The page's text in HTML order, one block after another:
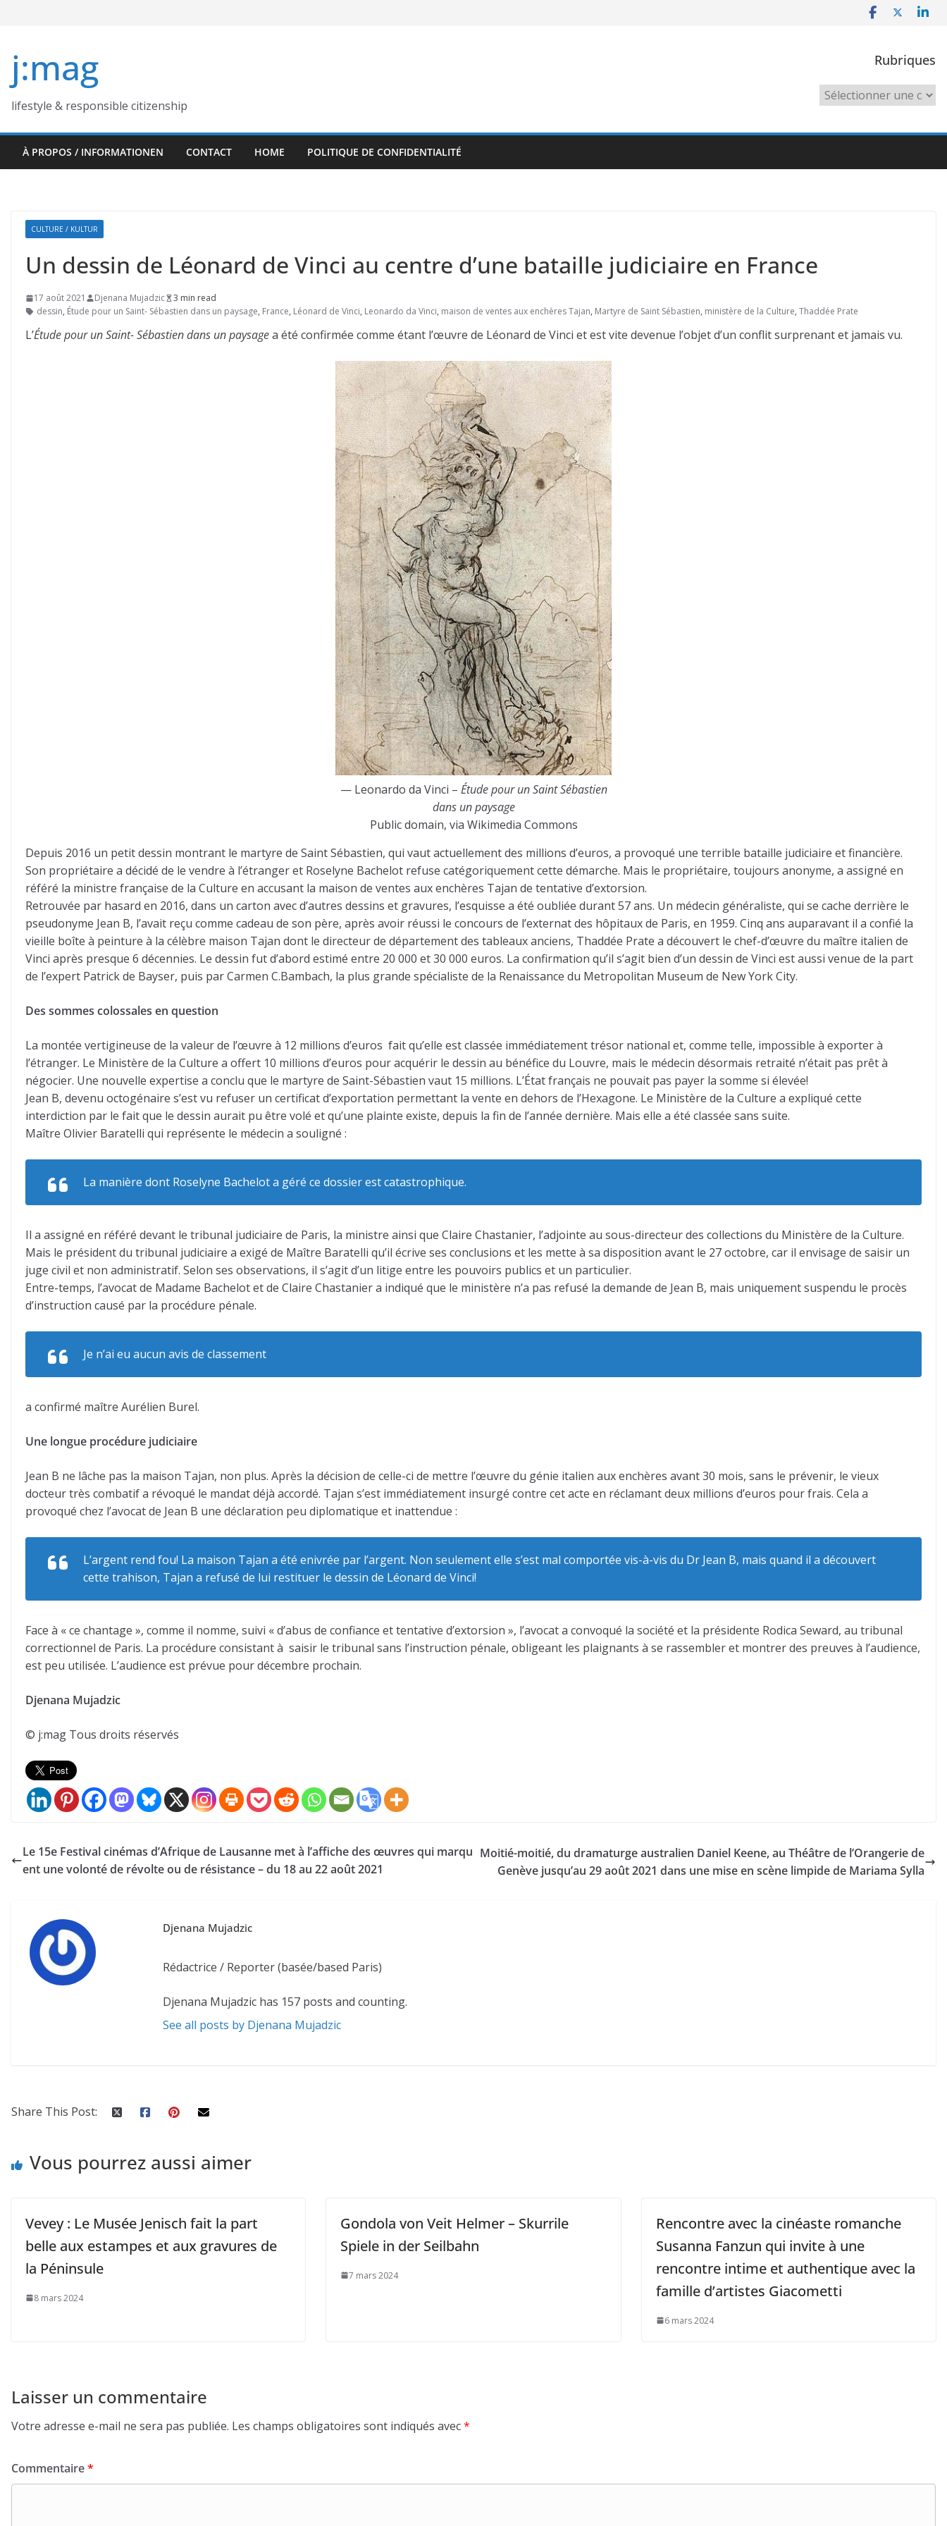
j:mag
lifestyle & responsible citizenship
Rubriques
Rubriques
À PROPOS / INFORMATIONEN CONTACT HOME POLITIQUE DE CONFIDENTIALITÉ
CULTURE / KULTUR
Un dessin de Léonard de Vinci au centre d’une bataille judiciaire en France
17 août 2021 Djenana Mujadzic
3 min read
dessin, Étude pour un Saint- Sébastien dans un paysage, France, Léonard de Vinci, Leonardo da Vinci, maison de ventes aux enchères Tajan, Martyre de Saint Sébastien, ministère de la Culture, Thaddée Prate
L’Étude pour un Saint- Sébastien dans un paysagea été confirmée comme étant l’œuvre de Léonard de Vinci et est vite devenue l’objet d’un conflit surprenant et jamais vu.
— Leonardo da Vinci – Étude pour un Saint Sébastien
dans un paysage
Public domain, via Wikimedia Commons
Depuis 2016 un petit dessin montrant le martyre de Saint Sébastien, qui vaut actuellement des millions d’euros, a provoqué une terrible bataille judiciaire et financière.
Son propriétaire a décidé de le vendre à l’étranger et Roselyne Bachelot refuse catégoriquement cette démarche. Mais le propriétaire, toujours anonyme, a assigné en
référé la ministre française de la Culture en accusant la maison de ventes aux enchères Tajan de tentative d’extorsion.
Retrouvée par hasard en 2016, dans un carton avec d’autres dessins et gravures, l’esquisse a été oubliée durant 57 ans. Un médecin généraliste, qui se cache derrière le
pseudonyme Jean B, l’avait reçu comme cadeau de son père, après avoir réussi le concours de l’externat des hôpitaux de Paris, en 1959. Cinq ans auparavant il a confié la
vieille boîte à peinture à la célèbre maison Tajan dont le directeur de département des tableaux anciens, Thaddée Prate a découvert le chef-d’œuvre du maître italien de
Vinci après presque 6 décennies. Le dessin fut d’abord estimé entre 20 000 et 30 000 euros. La confirmation qu’il s’agit bien d’un dessin de Vinci est aussi venue de la part
de l’expert Patrick de Bayser, puis par Carmen C.Bambach, la plus grande spécialiste de la Renaissance du Metropolitan Museum de New York City.
Des sommes colossales en question
La montée vertigineuse de la valeur de l’œuvre à 12 millions d’euros fait qu’elle est classée immédiatement trésor national et, comme telle, impossible à exporter à
l’étranger. Le Ministère de la Culture a offert 10 millions d’euros pour acquérir le dessin au bénéfice du Louvre, mais le médecin désormais retraité n’était pas prêt à
négocier. Une nouvelle expertise a conclu que le martyre de Saint-Sébastien vaut 15 millions. L’État français ne pouvait pas payer la somme si élevée!
Jean B, devenu octogénaire s’est vu refuser un certificat d’exportation permettant la vente en dehors de l’Hexagone. Le Ministère de la Culture a expliqué cette
interdiction par le fait que le dessin aurait pu être volé et qu’une plainte existe, depuis la fin de l’année dernière. Mais elle a été classée sans suite.
Maître Olivier Baratelli qui représente le médecin a souligné :
La manière dont Roselyne Bachelot a géré ce dossier est catastrophique.
Il a assigné en référé devant le tribunal judiciaire de Paris, la ministre ainsi que Claire Chastanier, l’adjointe au sous-directeur des collections du Ministère de la Culture.
Mais le président du tribunal judiciaire a exigé de Maître Baratelli qu’il écrive ses conclusions et les mette à sa disposition avant le 27 octobre, car il envisage de saisir un
juge civil et non administratif. Selon ses observations, il s’agit d’un litige entre les pouvoirs publics et un particulier.
Entre-temps, l’avocat de Madame Bachelot et de Claire Chastanier a indiqué que le ministère n’a pas refusé la demande de Jean B, mais uniquement suspendu le procès
d’instruction causé par la procédure pénale.
Je n’ai eu aucun avis de classement
a confirmé maître Aurélien Burel.
Une longue procédure judiciaire
Jean B ne lâche pas la maison Tajan, non plus. Après la décision de celle-ci de mettre l’œuvre du génie italien aux enchères avant 30 mois, sans le prévenir, le vieux
docteur très combatif a révoqué le mandat déjà accordé. Tajan s’est immédiatement insurgé contre cet acte en réclamant deux millions d’euros pour frais. Cela a
provoqué chez l’avocat de Jean B une déclaration peu diplomatique et inattendue :
L’argent rend fou! La maison Tajan a été enivrée par l’argent. Non seulement elle s’est mal comportée vis-à-vis du Dr Jean B, mais quand il a découvert
cette trahison, Tajan a refusé de lui restituer le dessin de Léonard de Vinci!
Face à « ce chantage », comme il nomme, suivi « d’abus de confiance et tentative d’extorsion », l’avocat a convoqué la société et la présidente Rodica Seward, au tribunal
correctionnel de Paris. La procédure consistant à saisir le tribunal sans l’instruction pénale, obligeant les plaignants à se rassembler et montrer des preuves à l’audience,
est peu utilisée. L’audience est prévue pour décembre prochain.
Djenana Mujadzic
© j:mag Tous droits réservés
Le 15e Festival cinémas d’Afrique de Lausanne met à l’affiche des œuvres qui marqu
ent une volonté de révolte ou de résistance – du 18 au 22 août 2021
Moitié-moitié, du dramaturge australien Daniel Keene, au Théâtre de l’Orangerie de
Genève jusqu’au 29 août 2021 dans une mise en scène limpide de Mariama Sylla
Djenana Mujadzic
Rédactrice / Reporter (basée/based Paris)
Djenana Mujadzic has 157 posts and counting.
See all posts by Djenana Mujadzic
Share This Post:
Vous pourrez aussi aimer
Vevey : Le Musée Jenisch fait la part
belle aux estampes et aux gravures de
la Péninsule
8 mars 2024
Gondola von Veit Helmer – Skurrile
Spiele in der Seilbahn
7 mars 2024
Rencontre avec la cinéaste romanche
Susanna Fanzun qui invite à une
rencontre intime et authentique avec la
famille d’artistes Giacometti
6 mars 2024
Laisser un commentaire
Votre adresse e-mail ne sera pas publiée. Les champs obligatoires sont indiqués avec*
Commentaire*